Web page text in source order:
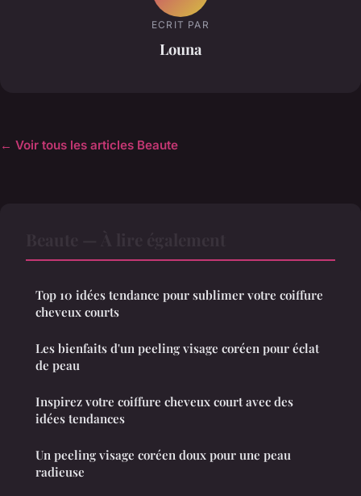
ECRIT PAR
Louna
← Voir tous les articles Beaute
Top 10 idées tendance pour sublimer votre coiffure
cheveux courts
Les bienfaits d'un peeling visage coréen pour éclat
de peau
Inspirez votre coiffure cheveux court avec des
idées tendances
Un peeling visage coréen doux pour une peau
radieuse